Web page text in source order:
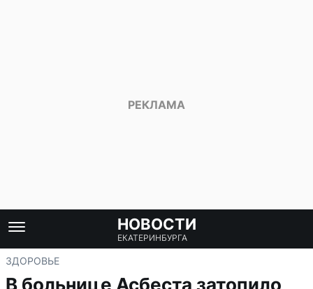
НОВОСТИ
ЕКАТЕРИНБУРГА
ЗДОРОВЬЕ
В больнице Асбеста затопило